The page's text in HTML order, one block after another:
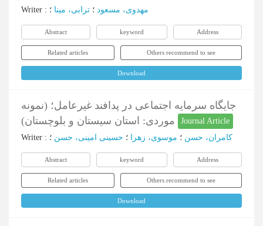
Writer : مهدوی، مسعود ؛ ترابی، مینا ؛
Abstract keyword Address
Related articles Others recommend to see
Download
جایگاه سرمایه اجتماعی در پدافند غیرعامل؛ (نمونه
Journal Article
Writer : کامران، حسن ؛ موسوی، زهرا ؛ حسینی امینی، حسن ؛
Abstract keyword Address
Related articles Others recommend to see
Download